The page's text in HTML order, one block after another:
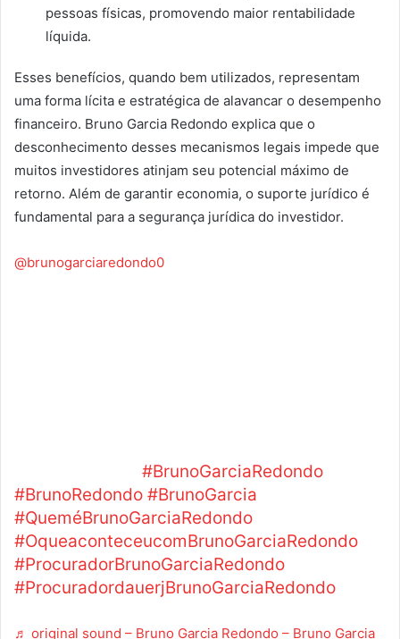
pessoas físicas, promovendo maior rentabilidade
líquida.
Esses benefícios, quando bem utilizados, representam
uma forma lícita e estratégica de alavancar o desempenho
financeiro. Bruno Garcia Redondo explica que o
desconhecimento desses mecanismos legais impede que
muitos investidores atinjam seu potencial máximo de
retorno. Além de garantir economia, o suporte jurídico é
fundamental para a segurança jurídica do investidor.
@brunogarciaredondo0
#BrunoGarciaRedondo
#BrunoRedondo #BrunoGarcia
#QueméBrunoGarciaRedondo
#OqueaconteceucomBrunoGarciaRedondo
#ProcuradorBrunoGarciaRedondo
#ProcuradordauerjBrunoGarciaRedondo
♬ original sound – Bruno Garcia Redondo – Bruno Garcia